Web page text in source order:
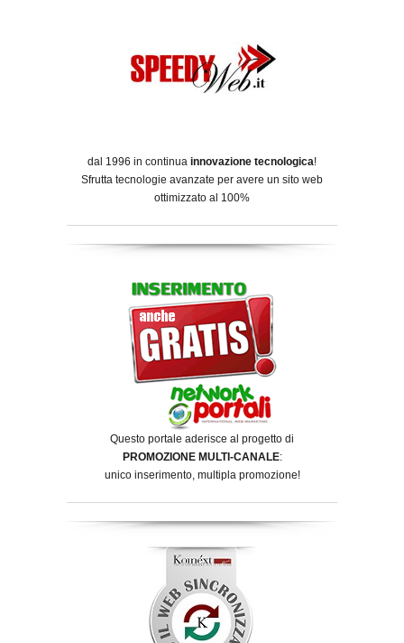
dal 1996 in continua innovazione tecnologica!
Sfrutta tecnologie avanzate per avere un sito web
ottimizzato al 100%
Questo portale aderisce al progetto di
PROMOZIONE MULTI-CANALE:
unico inserimento, multipla promozione!